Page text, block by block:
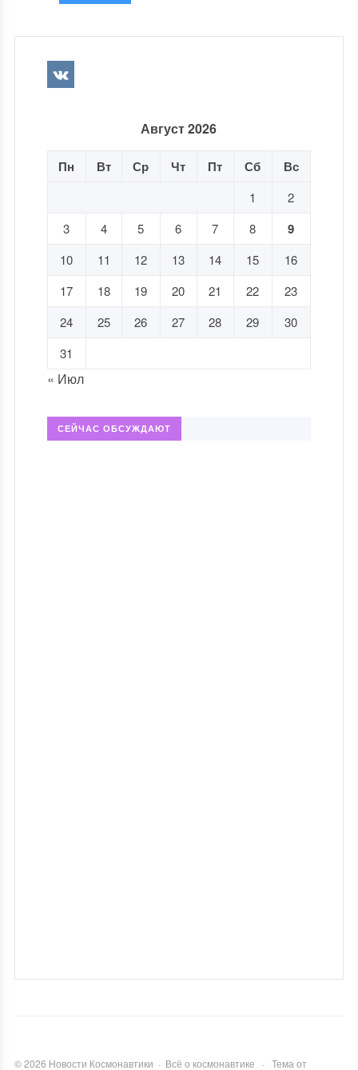
Август 2026
Пн Вт Ср Чт Пт Сб Вс
1
2
3
4 5 6 7 8 9
10 11 12 13 14 15
16
17
18 19 20 21 22
23
24
25 26 27 28 29
30
31
« Июл
СЕЙЧАС ОБСУЖДАЮТ
©2026 Новости Космонавтики · Всё о космонавтике · Тема от